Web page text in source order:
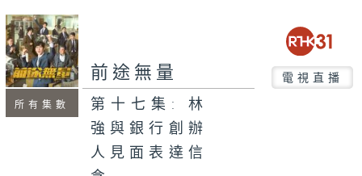
所有集數
前途無量 電視直播
第十七集: 林
強與銀行創辦
人見面表達信